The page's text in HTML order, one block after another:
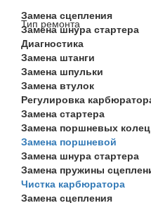
Тип ремонта
Замена сцепления
Замена шнура стартера
Диагностика
Замена штанги
Замена шпульки
Замена втулок
Регулировка
Замена стартера
Замена поршневых колец
Замена поршневой
Замена шнура стартера
Замена пружины
Чистка карбюратора
Замена сцепления